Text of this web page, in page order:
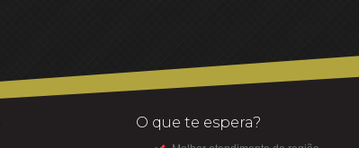
O que te espera?